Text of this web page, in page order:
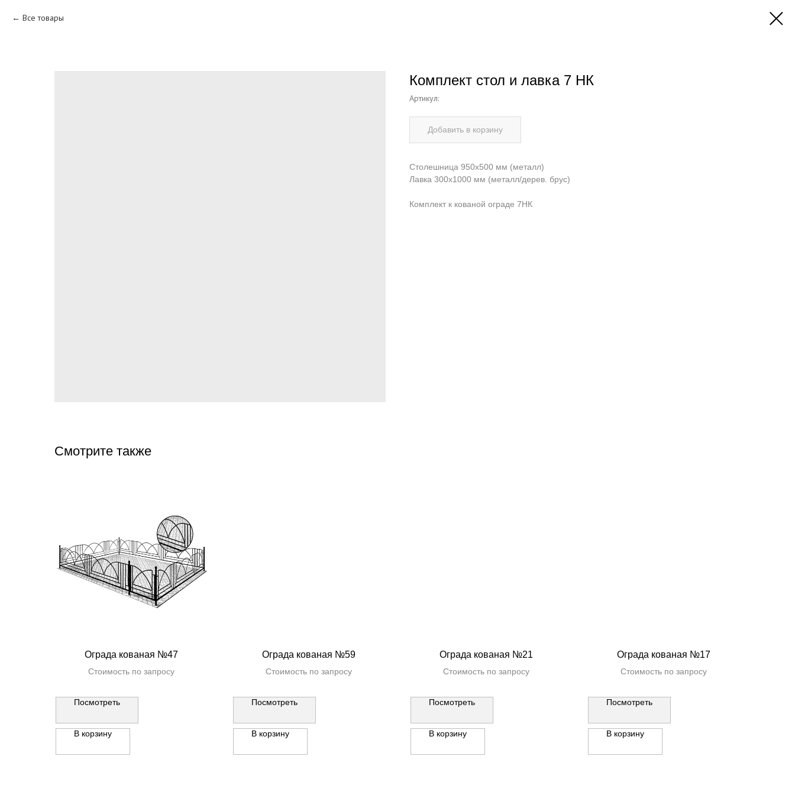
Все товары
Комплект стол и лавка 7 НК
Артикул:
Добавить в корзину
Столешница 950х500 мм (металл)
Лавка 300х1000 мм (металл/дерев. брус)
Комплект к кованой ограде 7НК
Смотрите также
Ограда кованая №47
Стоимость по запросу
Посмотреть
В корзину
Ограда кованая №59
Стоимость по запросу
Посмотреть
В корзину
Ограда кованая №21
Стоимость по запросу
Посмотреть
В корзину
Ограда кованая №17
Стоимость по запросу
Посмотреть
В корзину